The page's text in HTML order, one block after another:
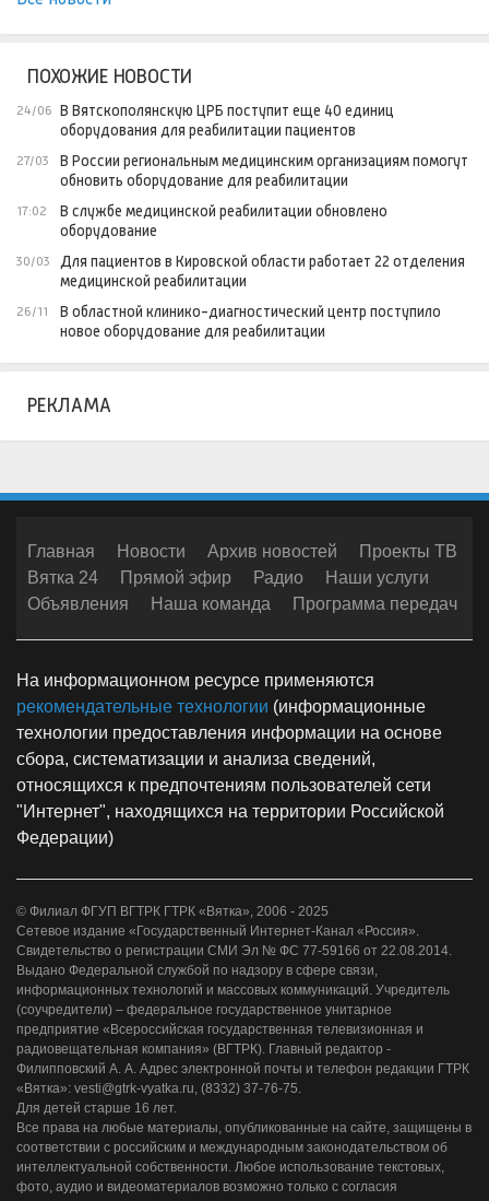
ПОХОЖИЕ НОВОСТИ
24/06 В Вятскополянскую ЦРБ поступит еще 40 единиц
оборудования для реабилитации пациентов
27/03
В России региональным медицинским организациям помогут
обновить оборудование для реабилитации
17:02
В службе медицинской реабилитации обновлено
оборудование
30/03
Для пациентов в Кировской области работает 22 отделения
медицинской реабилитации
26/11
В областной клинико-диагностический центр поступило
новое оборудование для реабилитации
РЕКЛАМА
Главная Новости Архив новостей
Проекты ТВ
Вятка 24
Прямой эфир Радио
Наши услуги
Объявления
Наша команда Программа передач
На информационном ресурсе применяются
рекомендательные технологии (информационные
технологии предоставления информации на основе
сбора, систематизации и анализа сведений,
относящихся к предпочтениям пользователей сети
"Интернет", находящихся на территории Российской
Федерации)
© Филиал ФГУП ВГТРК ГТРК «Вятка», 2006 - 2025
Сетевое издание «Государственный Интернет-Канал «Россия».
Свидетельство о регистрации СМИ Эл № ФС 77-59166 от 22.08.2014.
Выдано Федеральной службой по надзору в сфере связи,
информационных технологий и массовых коммуникаций. Учредитель
(соучредители) – федеральное государственное унитарное
предприятие «Всероссийская государственная телевизионная и
радиовещательная компания» (ВГТРК). Главный редактор -
Филипповский А. А. Адрес электронной почты и телефон редакции ГТРК
«Вятка»: vesti@gtrk-vyatka.ru, (8332) 37-76-75.
Для детей старше 16 лет.
Все права на любые материалы, опубликованные на сайте, защищены в
соответствии с российским и международным законодательством об
интеллектуальной собственности. Любое использование текстовых,
фото, аудио и видеоматериалов возможно только с согласия